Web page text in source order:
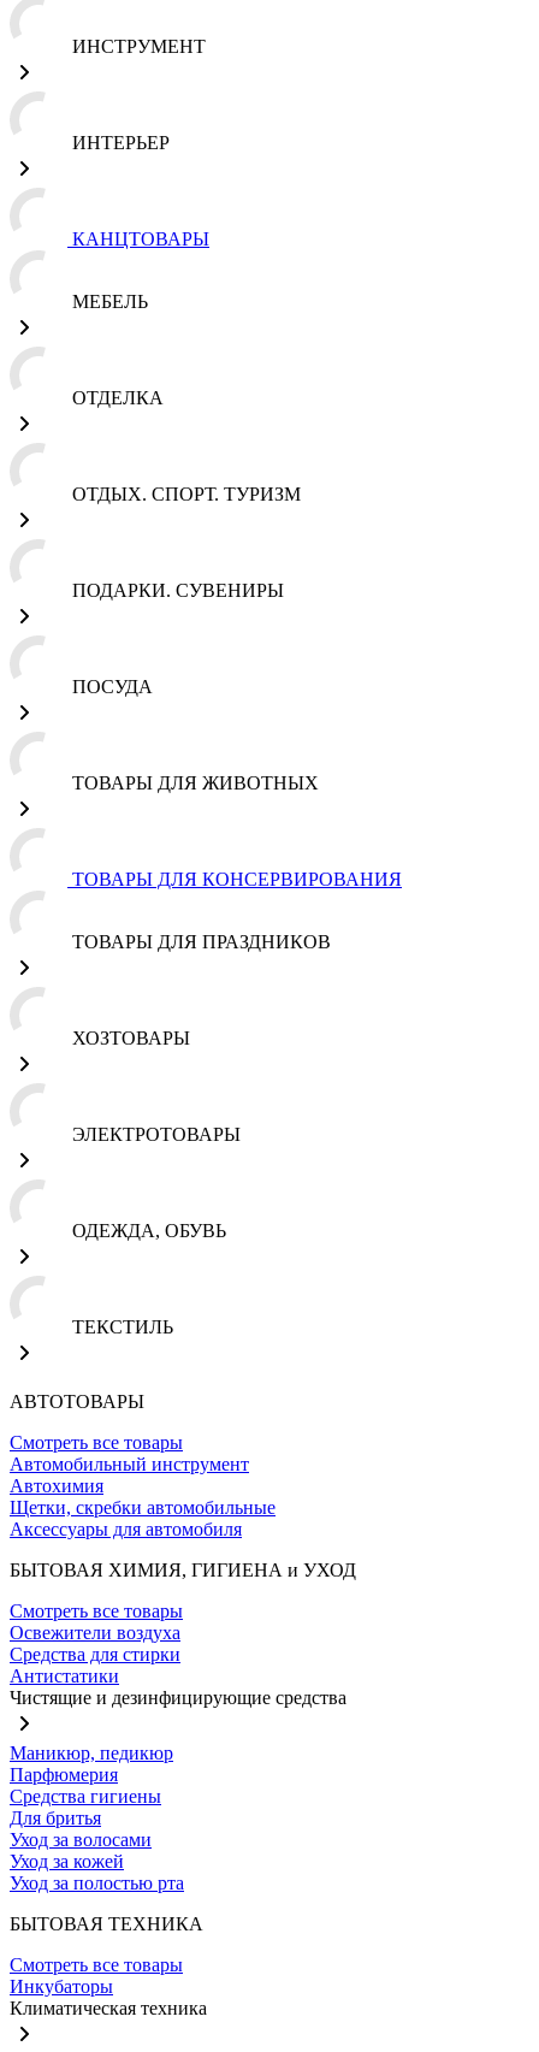
ИНСТРУМЕНТ
ИНТЕРЬЕР
КАНЦТОВАРЫ
МЕБЕЛЬ
ОТДЕЛКА
ОТДЫХ. СПОРТ. ТУРИЗМ
ПОДАРКИ. СУВЕНИРЫ
ПОСУДА
ТОВАРЫ ДЛЯ ЖИВОТНЫХ
ТОВАРЫ ДЛЯ КОНСЕРВИРОВАНИЯ
ТОВАРЫ ДЛЯ ПРАЗДНИКОВ
ХОЗТОВАРЫ
ЭЛЕКТРОТОВАРЫ
ОДЕЖДА, ОБУВЬ
ТЕКСТИЛЬ
АВТОТОВАРЫ
Смотреть все товары
Автомобильный инструмент
Автохимия
Щетки, скребки автомобильные
Аксессуары для автомобиля
БЫТОВАЯ ХИМИЯ, ГИГИЕНА и УХОД
Смотреть все товары
Освежители воздуха
Средства для стирки
Антистатики
Чистящие и дезинфицирующие средства
Маникюр, педикюр
Парфюмерия
Средства гигиены
Для бритья
Уход за волосами
Уход за кожей
Уход за полостью рта
БЫТОВАЯ ТЕХНИКА
Смотреть все товары
Инкубаторы
Климатическая техника